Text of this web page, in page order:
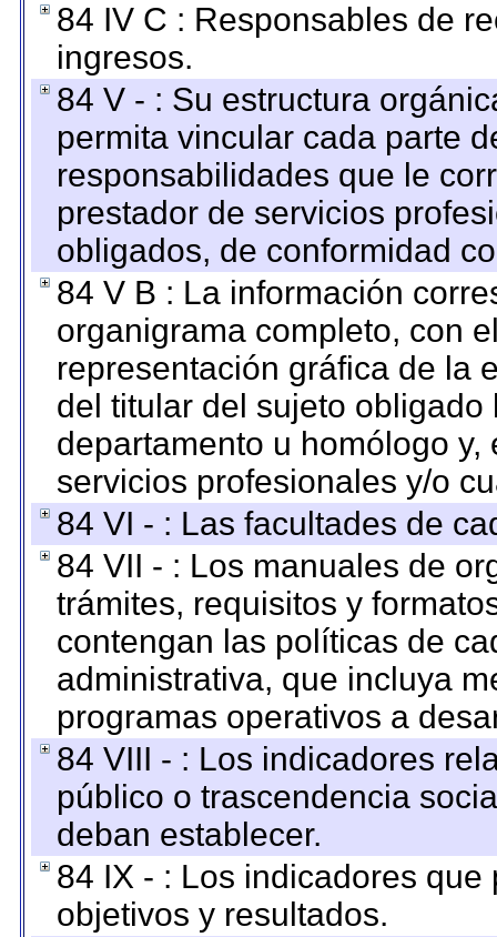
84 IV C : Responsables de
ingresos.
84 V - : Su estructura
permita vincular cada parte
responsabilidades que le
prestador de servicios
obligados, de conformidad
84 V B : La información
organigrama completo, con
representación gráfica de la
del titular del sujeto
departamento u homólogo
servicios profesionales y/o
84 VI - : Las facultades de
84 VII - : Los manuales de
trámites, requisitos y
contengan las políticas de
administrativa, que incluya
programas operativos a
84 VIII - : Los indicadores
público o trascendencia
deban establecer.
84 IX - : Los indicadores
objetivos y resultados.